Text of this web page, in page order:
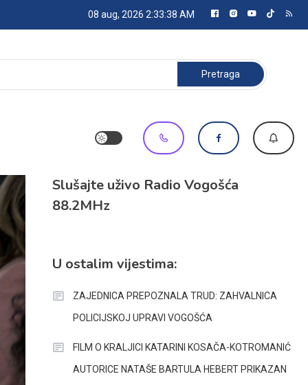
08 aug, 2026 2:33:39 AM
Pretraga:
Slušajte uživo Radio Vogošća
88.2MHz
U ostalim vijestima:
ZAJEDNICA PREPOZNALA TRUD: ZAHVALNICA
POLICIJSKOJ UPRAVI VOGOŠĆA
FILM O KRALJICI KATARINI KOSAČA-KOTROMANIĆ
AUTORICE NATAŠE BARTULA HEBERT PRIKAZAN